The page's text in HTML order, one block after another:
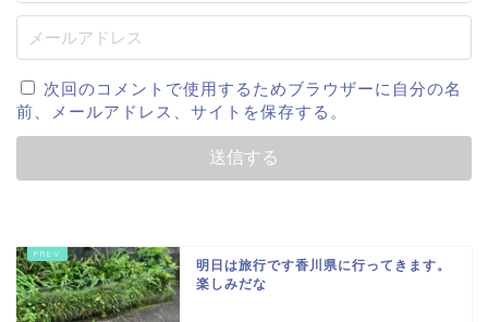
次回のコメントで使用するためブラウザーに自分の名
前、メールアドレス、サイトを保存する。
明日は旅行です香川県に行ってきます。
楽しみだな